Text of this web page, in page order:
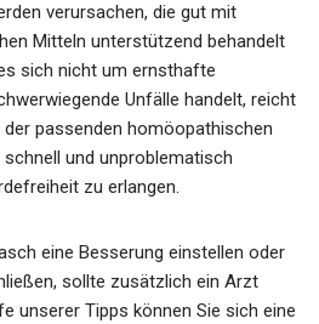
verursachen, die gut mit
Mitteln unterstützend behandelt
sich nicht um ernsthafte
Unfälle handelt, reicht
passenden homöopathischen
und unproblematisch
zu erlangen.
eine Besserung einstellen oder
sollte zusätzlich ein Arzt
unserer Tipps können Sie sich eine